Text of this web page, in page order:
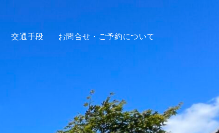
交通手段 お問合せ・ご予約について